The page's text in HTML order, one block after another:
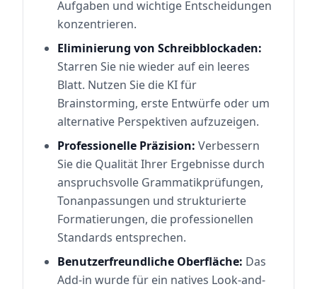
Aufgaben und wichtige Entscheidungen
konzentrieren.
Eliminierung von Schreibblockaden:
Starren Sie nie wieder auf ein leeres
Blatt. Nutzen Sie die KI für
Brainstorming, erste Entwürfe oder um
alternative Perspektiven aufzuzeigen.
Professionelle Präzision: Verbessern
Sie die Qualität Ihrer Ergebnisse durch
anspruchsvolle Grammatikprüfungen,
Tonanpassungen und strukturierte
Formatierungen, die professionellen
Standards entsprechen.
Benutzerfreundliche Oberfläche: Das
Add-in wurde für ein natives Look-and-